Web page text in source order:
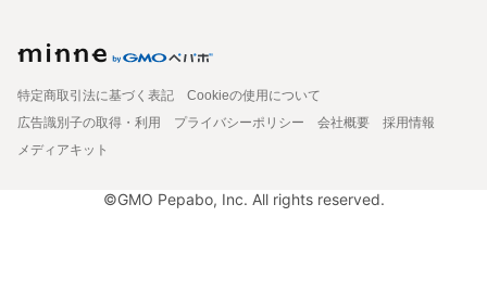
特定商取引法に基づく表記
Cookieの使用について
広告識別子の取得・利用
プライバシーポリシー 会社概要
採用情報
メディアキット
©GMO Pepabo, Inc. All rights reserved.